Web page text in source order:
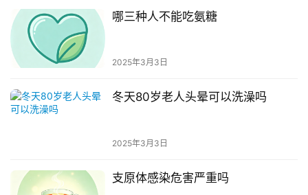
哪三种人不能吃氨糖
2025年3月3日
冬天80岁老人头晕可以洗澡吗
2025年3月3日
支原体感染危害严重吗